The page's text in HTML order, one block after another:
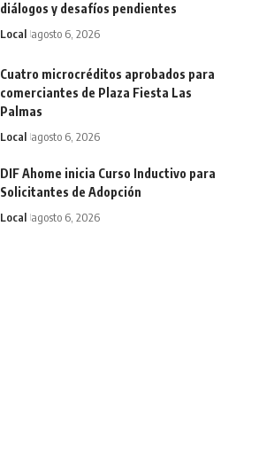
diálogos y desafíos pendientes
Local agosto 6, 2026
Cuatro microcréditos aprobados para
comerciantes de Plaza Fiesta Las
Palmas
Local agosto 6, 2026
DIF Ahome inicia Curso Inductivo para
Solicitantes de Adopción
Local agosto 6, 2026